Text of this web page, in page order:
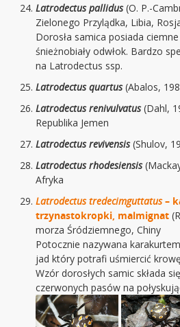
Latrodectus pallidus(O. P.-
Zielonego Przylądka, Libia,
Dorosła samica posiada
śnieżnobiały odwłok. Bardzo
na Latrodectus ssp.
Latrodectus quartus(Abalos,
Latrodectus renivulvatus(Dahl,
Republika Jemen
Latrodectus revivensis(Shulov,
Latrodectus rhodesiensis
Afryka
Latrodectus tredecimguttatus– k
trzynastokropki malmignat
morza Śródziemnego, Chiny
Potocznie nazywana
jad który potrafi uśmiercić
Wzór dorosłych samic składa
czerwonych pasów na